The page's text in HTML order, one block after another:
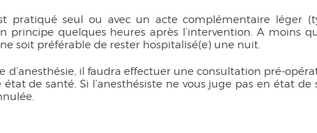
pratiqué seul ou avec un acte complémentaire léger
principe quelques heures après l’intervention. A moins
soit préférable de rester hospitalisé(e) une nuit.
d’anesthésie, il faudra effectuer une consultation pré-
état de santé. Si l’anesthésiste ne vous juge pas en état